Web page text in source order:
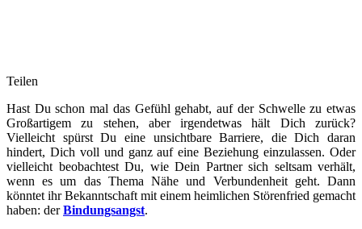
Teilen
Hast Du schon mal das Gefühl gehabt, auf der Schwelle zu etwas
Großartigem zu stehen, aber irgendetwas hält Dich zurück?
Vielleicht spürst Du eine unsichtbare Barriere, die Dich daran
hindert, Dich voll und ganz auf eine Beziehung einzulassen. Oder
vielleicht beobachtest Du, wie Dein Partner sich seltsam verhält,
wenn es um das Thema Nähe und Verbundenheit geht. Dann
könntet ihr Bekanntschaft mit einem heimlichen Störenfried gemacht
haben: derBindungsangst.